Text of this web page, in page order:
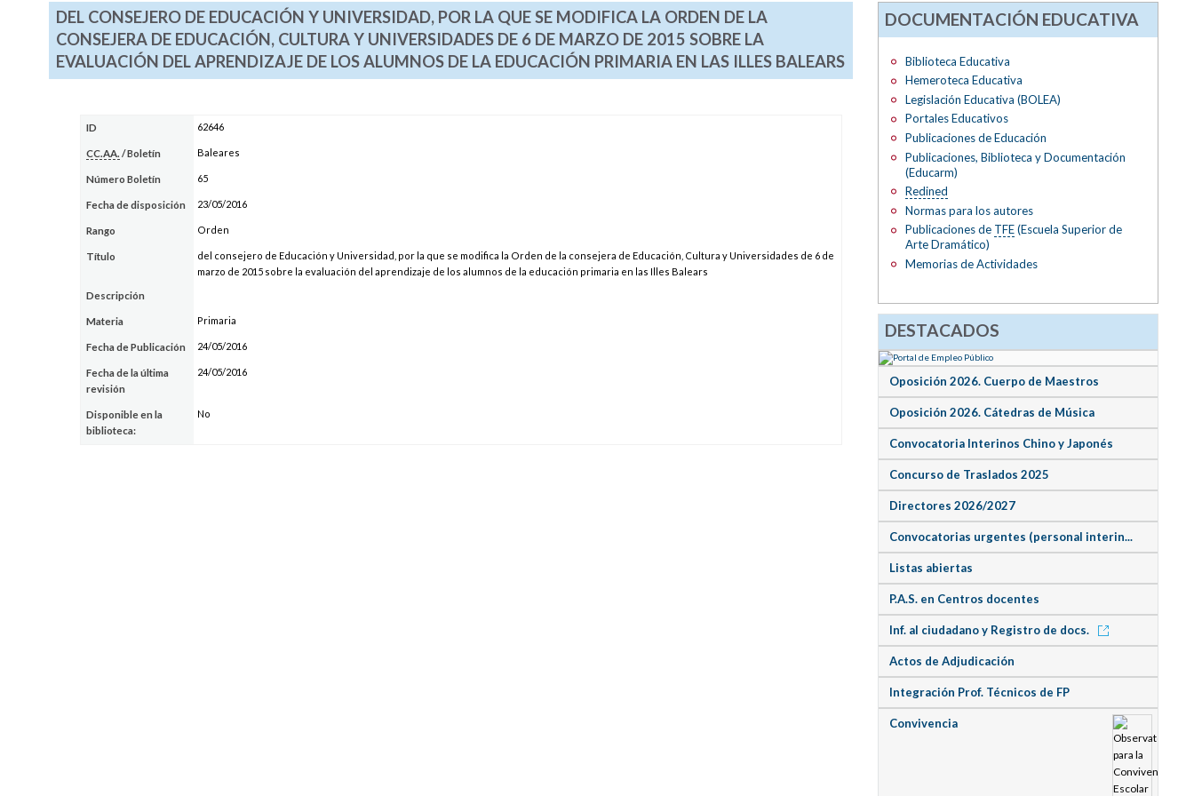
DEL CONSEJERO DE EDUCACIÓN Y UNIVERSIDAD, POR LA QUE SE MODIFICA LA ORDEN DE LA
CONSEJERA DE EDUCACIÓN, CULTURA Y UNIVERSIDADES DE 6 DE MARZO DE 2015 SOBRE LA
EVALUACIÓN DEL APRENDIZAJE DE LOS ALUMNOS DE LA EDUCACIÓN PRIMARIA EN LAS ILLES BALEARS
ID 62646
CC.AA. / Boletín Baleares
Número Boletín 65
Fecha de disposición 23/05/2016
Rango Orden
Título
del consejero de Educación y Universidad, por la que se modifica la Orden de la consejera de Educación, Cultura y Universidades de 6 de
marzo de 2015 sobre la evaluación del aprendizaje de los alumnos de la educación primaria en las Illes Balears
Descripción
Materia Primaria
Fecha de Publicación 24/05/2016
Fecha de la última
revisión
24/05/2016
Disponible en la
biblioteca:
No
DOCUMENTACIÓN EDUCATIVA
Biblioteca Educativa
Hemeroteca Educativa
Legislación Educativa (BOLEA)
Portales Educativos
Publicaciones de Educación
Publicaciones, Biblioteca y Documentación
(Educarm)
Redined
Normas para los autores
Publicaciones de TFE(Escuela Superior de
Arte Dramático)
Memorias de Actividades
DESTACADOS
Oposición 2026. Cuerpo de Maestros
Oposición 2026. Cátedras de Música
Convocatoria Interinos Chino y Japonés
Concurso de Traslados 2025
Directores 2026/2027
Convocatorias urgentes (personal interin...
Listas abiertas
P.A.S. en Centros docentes
Inf. al ciudadano y Registro de docs.
Actos de Adjudicación
Integración Prof. Técnicos de FP
Convivencia